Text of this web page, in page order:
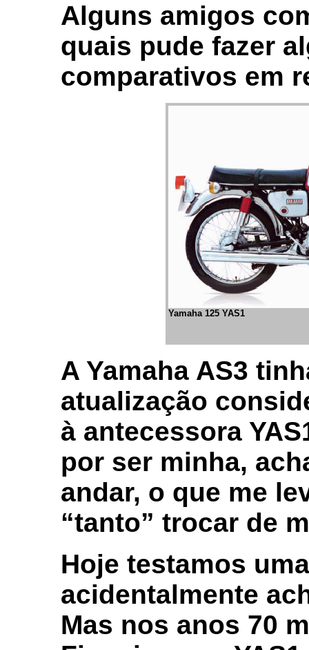
Alguns amigos
quais pude fazer
comparativos em
Yamaha 125 YAS1
A Yamaha AS3
atualização
à antecessora
por ser minha,
andar, o que me
“tanto” trocar de
Hoje testamos
acidentalmente
Mas nos anos 70